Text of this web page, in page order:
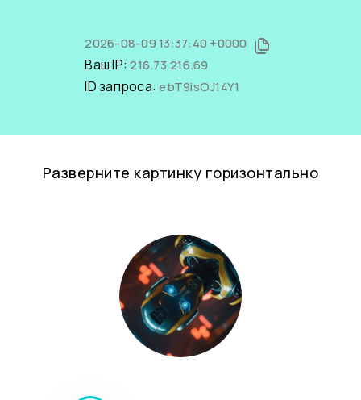
2026-08-09 13:37:40 +0000
Ваш IP:216.73.216.69
ID запроса:ebT9isOJ14Y1
Разверните картинку горизонтально